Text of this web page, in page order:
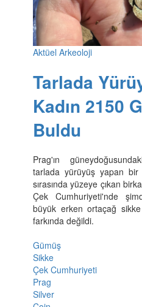
Aktüel Arkeoloji
Tarlada
Kadın 2150
Buldu
Prag'ın
tarlada yürüyüş yapan bir
sırasında yüzeye çıkan
Çek Cumhuriyeti'nde
büyük erken ortaçağ sikke
farkında değildi.
Gümüş
Sikke
Çek Cumhuriyeti
Prag
Silver